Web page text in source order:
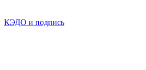
КЭДО и подпись